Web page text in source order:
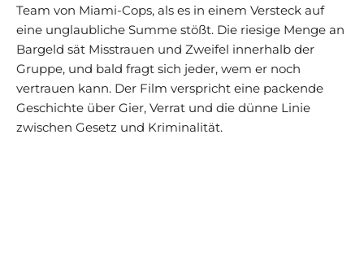
Team von Miami-Cops, als es in einem Versteck auf
eine unglaubliche Summe stößt. Die riesige Menge an
Bargeld sät Misstrauen und Zweifel innerhalb der
Gruppe, und bald fragt sich jeder, wem er noch
vertrauen kann. Der Film verspricht eine packende
Geschichte über Gier, Verrat und die dünne Linie
zwischen Gesetz und Kriminalität.